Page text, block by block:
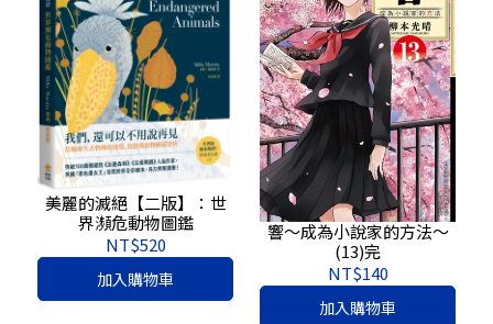
美麗的滅絕【二版】：世
界瀕危動物圖鑑
NT$520
加入購物車
響～成為小說家的方法～
(13)完
NT$140
加入購物車